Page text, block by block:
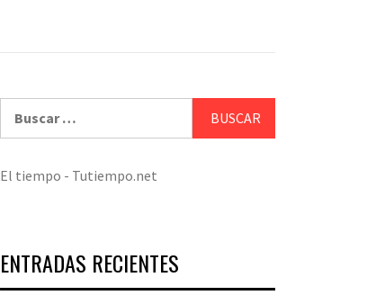
El tiempo - Tutiempo.net
ENTRADAS RECIENTES